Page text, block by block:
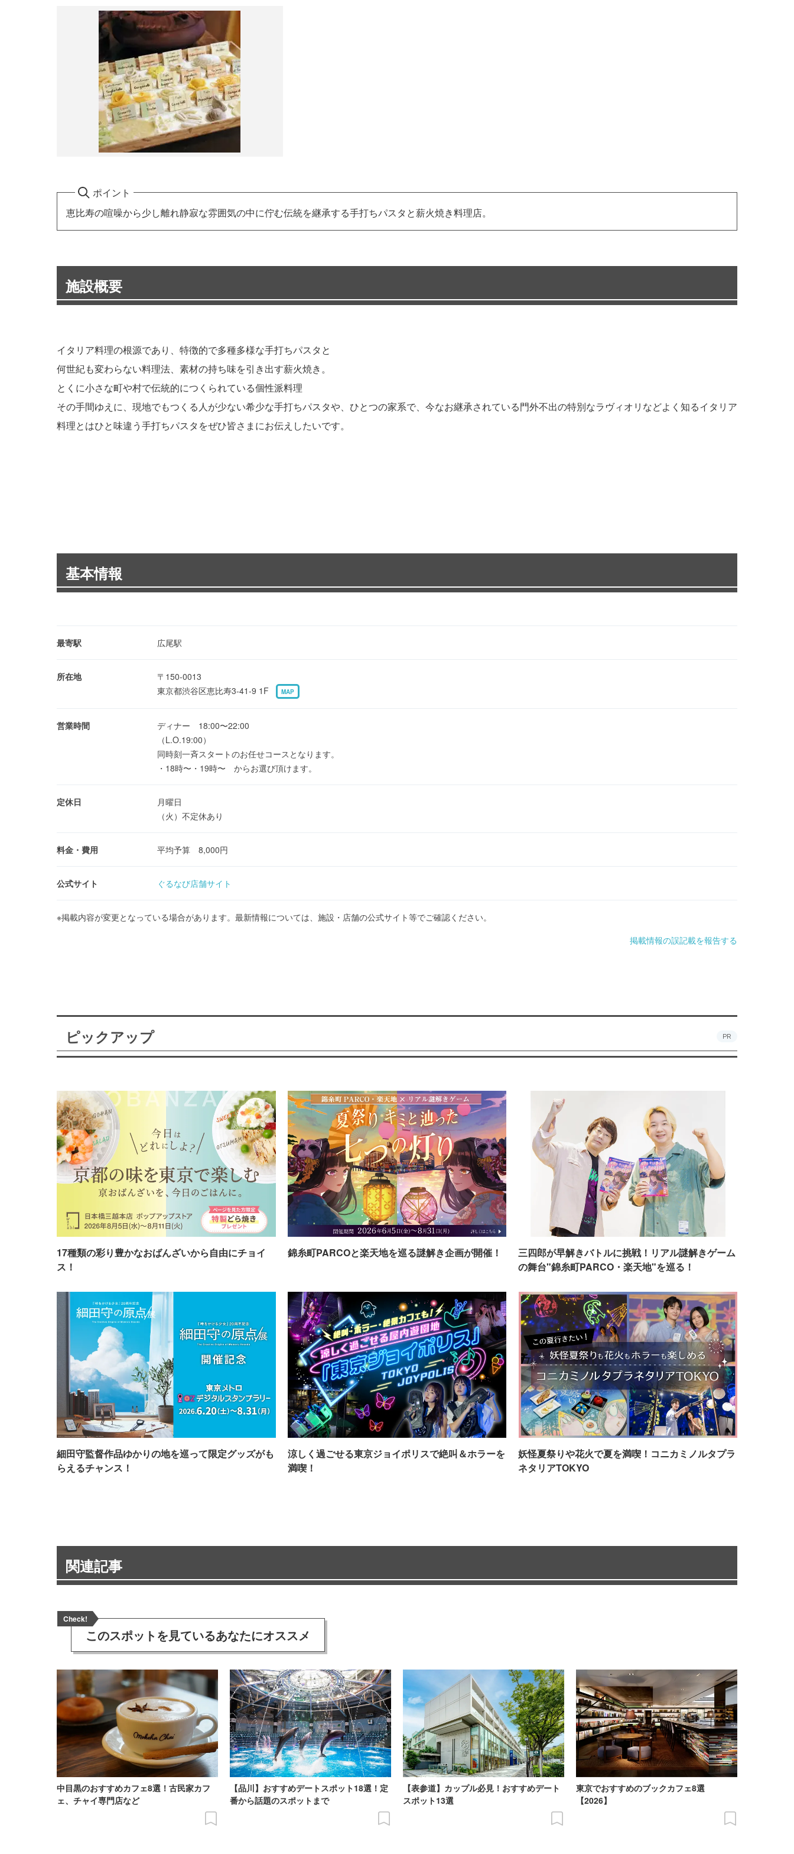
ポイント
恵比寿の喧噪から少し離れ静寂な雰囲気の中に佇む伝統を継承する手打ちパスタと薪火焼き料理店。
施設概要
イタリア料理の根源であり、特徴的で多種多様な手打ちパスタと
何世紀も変わらない料理法、素材の持ち味を引き出す薪火焼き。
とくに小さな町や村で伝統的につくられている個性派料理
その手間ゆえに、現地でもつくる人が少ない希少な手打ちパスタや、ひとつの家系で、今なお継承されている門外不出の特別なラヴィオリなどよく知るイタリア
料理とはひと味違う手打ちパスタをぜひ皆さまにお伝えしたいです。
基本情報
最寄駅 広尾駅
所在地
〒150-0013
東京都渋谷区恵比寿3-41-9 1F
MAP
営業時間
ディナー 18:00〜22:00
（L.O.19:00）
同時刻一斉スタートのお任せコースとなります。
・18時〜・19時〜 からお選び頂けます。
定休日
月曜日
（火）不定休あり
料金・費用 平均予算 8,000円
公式サイト ぐるなび店舗サイト
※掲載内容が変更となっている場合があります。最新情報については、施設・店舗の公式サイト等でご確認ください。
掲載情報の誤記載を報告する
ピックアップ PR
17種類の彩り豊かなおばんざいから自由にチョイ
ス！
錦糸町PARCOと楽天地を巡る謎解き企画が開催！
三四郎が早解きバトルに挑戦！リアル謎解きゲーム
の舞台"錦糸町PARCO・楽天地"を巡る！
細田守監督作品ゆかりの地を巡って限定グッズがも
らえるチャンス！
涼しく過ごせる東京ジョイポリスで絶叫＆ホラーを
満喫！
妖怪夏祭りや花火で夏を満喫！コニカミノルタプラ
ネタリアTOKYO
関連記事
Check!
このスポットを見ているあなたにオススメ
中目黒のおすすめカフェ8選！古民家カフ
ェ、チャイ専門店など
【品川】おすすめデートスポット18選！定
番から話題のスポットまで
【表参道】カップル必見！おすすめデート
スポット13選
東京でおすすめのブックカフェ8選
【2026】